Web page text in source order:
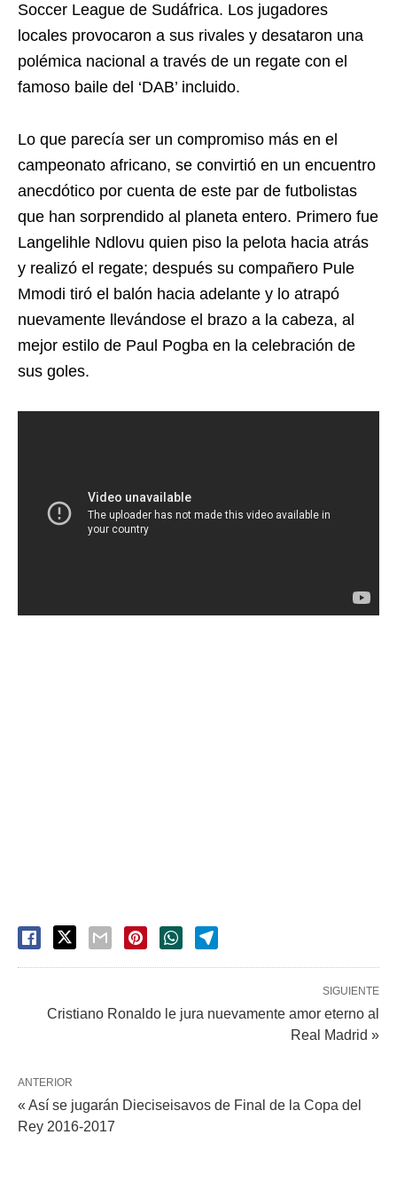
Soccer League de Sudáfrica. Los jugadores
locales provocaron a sus rivales y desataron una
polémica nacional a través de un regate con el
famoso baile del ‘DAB’ incluido.
Lo que parecía ser un compromiso más en el
campeonato africano, se convirtió en un encuentro
anecdótico por cuenta de este par de futbolistas
que han sorprendido al planeta entero. Primero fue
Langelihle Ndlovu quien piso la pelota hacia atrás
y realizó el regate; después su compañero Pule
Mmodi tiró el balón hacia adelante y lo atrapó
nuevamente llevándose el brazo a la cabeza, al
mejor estilo de Paul Pogba en la celebración de
sus goles.
SIGUIENTE
Cristiano Ronaldo le jura nuevamente amor eterno al
Real Madrid »
ANTERIOR
« Así se jugarán Dieciseisavos de Final de la Copa del
Rey 2016-2017